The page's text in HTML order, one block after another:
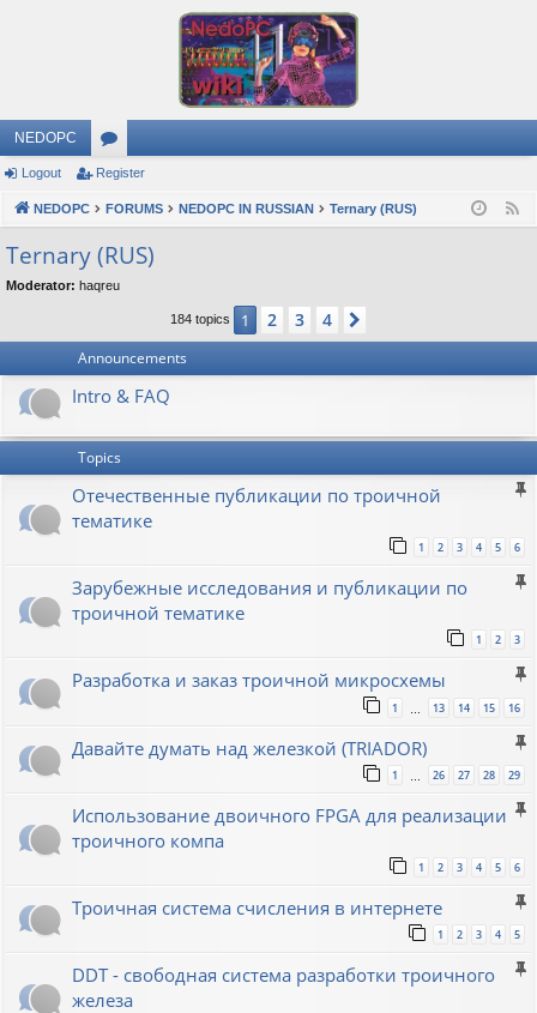
NEDOPC
or
u
m
s
Logout Register
NEDOPC FORUMS NEDOPC IN RUSSIAN Ternary (RUS)
Ternary (RUS)
Moderator: haqreu
184 topics 1 2 3 4
Announcements
Intro & FAQ
Topics
Отечественные публикации по троичной
тематике
1 2 3 4 5 6
Зарубежные исследования и публикации по
троичной тематике
1 2 3
Разработка и заказ троичной микросхемы
1 13 14 15 16
Давайте думать над железкой (TRIADOR)
1 26 27 28 29
Использование двоичного FPGA для реализации
троичного компа
1 2 3 4 5 6
Троичная система счисления в интернете
1 2 3 4 5
DDT - свободная система разработки троичного
железа